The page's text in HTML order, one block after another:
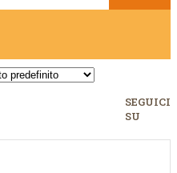
SEGUICI
SU